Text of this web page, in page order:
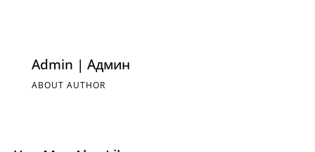
Admin | Админ
ABOUT AUTHOR